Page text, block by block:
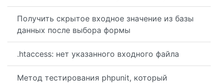
Получить скрытое входное значение из базы
данных после выбора формы
.htaccess: нет указанного входного файла
Метод тестирования phpunit, который